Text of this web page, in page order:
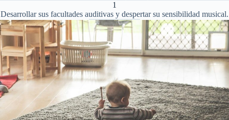
1
Desarrollar sus facultades auditivas y despertar su sensibilidad musical.